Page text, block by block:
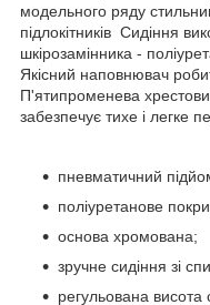
модельного ряду
підлокітників Сидіння
шкірозамінника -
Якісний наповнювач
П'ятипроменева
забезпечує тихе і легке
пневматичний
поліуретанове
основа хромована;
зручне сидіння зі
регульована